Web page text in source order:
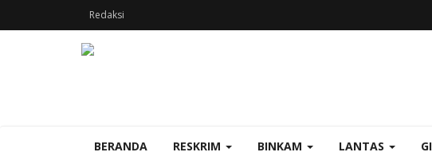
Redaksi
BERANDA RESKRIM BINKAM LANTAS